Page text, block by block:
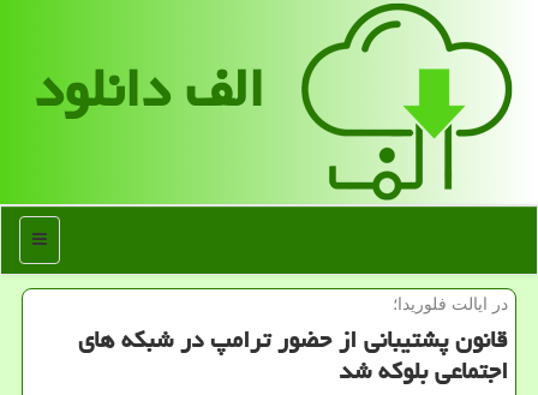
الف دانلود
منو
در ایالت فلوریدا؛
قانون پشتیبانی از حضور ترامپ در شبكه های
اجتماعی بلوكه شد